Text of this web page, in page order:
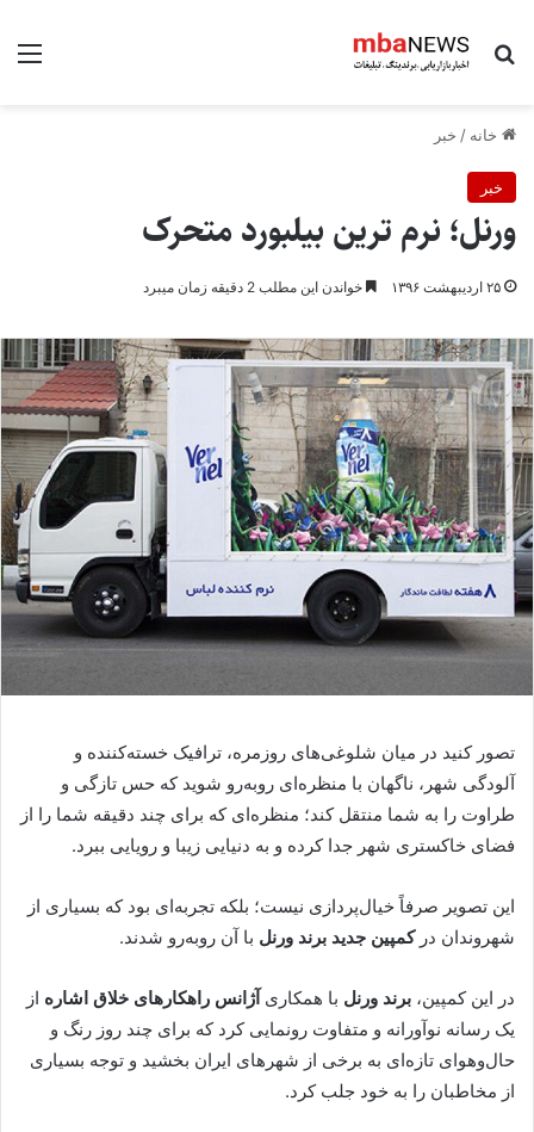
جستجو برای
خانه / خبر
خبر
ورنل؛ نرم ترین بیلبورد متحرک
۲۵ اردیبهشت ۱۳۹۶ خواندن این مطلب 2 دقیقه زمان میبرد
تصور کنید در میان شلوغی‌های روزمره، ترافیک خسته‌کننده و
آلودگی شهر، ناگهان با منظره‌ای روبه‌رو شوید که حس تازگی و
طراوت را به شما منتقل کند؛ منظره‌ای که برای چند دقیقه شما را از
فضای خاکستری شهر جدا کرده و به دنیایی زیبا و رویایی ببرد.
این تصویر صرفاً خیال‌پردازی نیست؛ بلکه تجربه‌ای بود که بسیاری از
شهروندان درکمپین جدید برند ورنل با آن روبه‌رو شدند.
در این کمپین، برند ورنل با همکاری آژانس راهکارهای خلاق اشاره از
یک رسانه نوآورانه و متفاوت رونمایی کرد که برای چند روز رنگ و
حال‌وهوای تازه‌ای به برخی از شهرهای ایران بخشید و توجه بسیاری
از مخاطبان را به خود جلب کرد.